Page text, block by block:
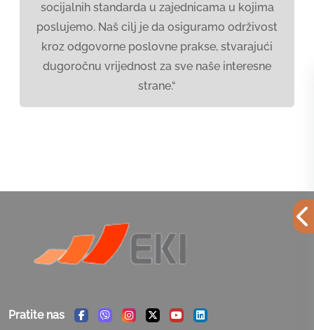
socijalnih standarda u zajednicama u kojima
poslujemo. Naš cilj je da osiguramo održivost
kroz odgovorne poslovne prakse, stvarajući
dugoročnu vrijednost za sve naše interesne
strane.“
Pratite nas
Facebook
ViberInstagram
TwitterYoutubeLinkedin